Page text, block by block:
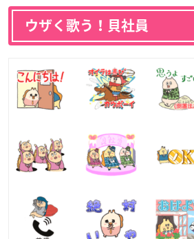
ウザく歌う！貝社員